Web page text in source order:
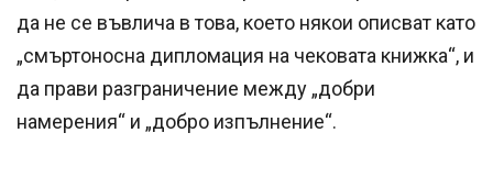
да не се въвлича в това, което някои описват като
„смъртоносна дипломация на чековата книжка“, и
да прави разграничение между „добри
намерения“ и „добро изпълнение“.